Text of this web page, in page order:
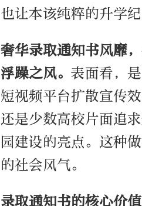
也让本该纯粹的升学
奢华录取通知书风靡
浮躁之风。 表面看，
短视频平台扩散宣传
还是少数高校片面追
园建设的亮点。这种
的社会风气。
录取通知书的核心价